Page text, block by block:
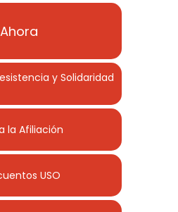
y Solidaridad
la Afiliación
USO